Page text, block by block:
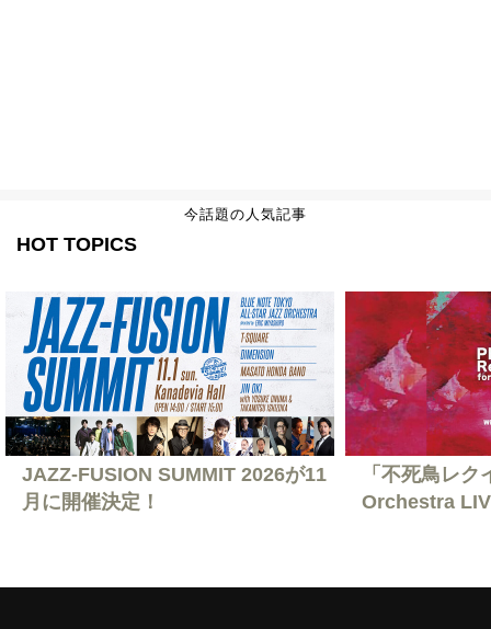
今話題の人気記事
HOT TOPICS
JAZZ-FUSION SUMMIT 2026が11
月に開催決定！
「不死鳥レ
Orchestra